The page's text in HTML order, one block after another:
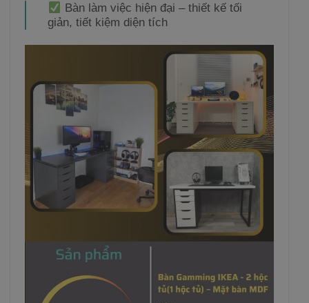
Bàn làm việc hiện đại – thiết kế tối
giản, tiết kiệm diện tích